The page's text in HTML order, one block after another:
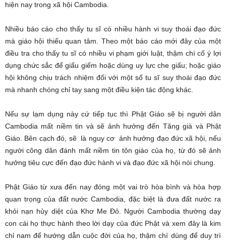
hiện nay trong xã hội Cambodia.
Nhiều báo cáo cho thấy tu sĩ có nhiều hành vi suy thoái đạo đức
mà giáo hội thiếu quan tâm. Theo một báo cáo mới đây của một
điều tra cho thấy tu sĩ có nhiều vi phạm giới luật, thậm chí cố ý lợi
dụng chức sắc để giấu giếm hoặc dùng uy lực che giấu; hoặc giáo
hội không chịu trách nhiệm đối với một số tu sĩ suy thoái đạo đức
mà nhanh chóng chỉ tay sang một điều kiện tác động khác.
Nếu sự lạm dụng này cứ tiếp tục thì Phật Giáo sẽ bị người dân
Cambodia mất niềm tin và sẽ ảnh hưởng đến Tăng già và Phật
Giáo. Bên cạch đó, sẽ là nguy cơ ảnh hưởng đạo đức xã hội, nếu
người công dân đánh mất niềm tin tôn giáo của họ, từ đó sẽ ảnh
hưởng tiêu cực đến đạo đức hành vi và đạo đức xã hội nói chung.
Phật Giáo từ xưa đến nay đóng một vai trò hòa bình và hòa hợp
quan trọng của đất nước Cambodia, đặc biệt là đưa đất nước ra
khỏi nạn hủy diệt của Khơ Me Đỏ. Người Cambodia thường dạy
con cái họ thực hành theo lời dạy của đức Phật và xem đây là kim
chỉ nam để hướng dẫn cuộc đời của họ, thậm chí dùng để duy trì